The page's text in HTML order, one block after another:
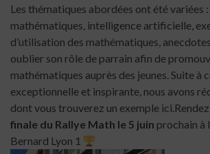
Les thématiques abordées ont été variées
mathématiques, intelligence artificielle,
d’utilisation des mathématiques,
oublier son rôle de parrain afin de
mathématiques auprès des jeunes. Suite à
exceptionnelle et inspirante, nous avons
dont vous trouverez un exemple
finale du Rallye Math le 5 juin prochain à
Bernard Lyon 1